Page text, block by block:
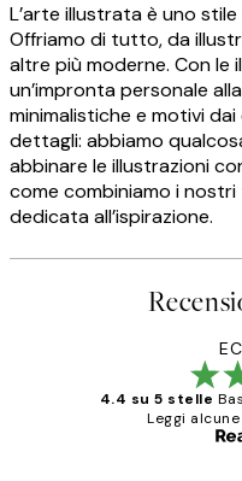
L’arte illustrata è uno
Offriamo di tutto, da
altre più moderne. Con le
un’impronta personale
minimalistiche e motivi
dettagli: abbiamo
abbinare le illustrazioni
come combiniamo i
dedicata all’ispirazione.
4.4 su 5 stelle
Leggi